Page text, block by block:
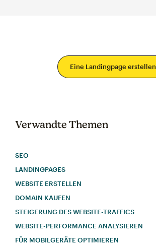
Eine Landingpage erstellen
Verwandte Themen
SEO
LANDINGPAGES
WEBSITE ERSTELLEN
DOMAIN KAUFEN
STEIGERUNG DES WEBSITE-TRAFFICS
WEBSITE-PERFORMANCE ANALYSIEREN
FÜR MOBILGERÄTE OPTIMIEREN